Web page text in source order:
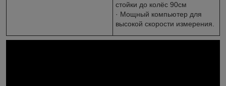
стойки до колёс 90см
· Мощный компьютер для
высокой скорости измерения.